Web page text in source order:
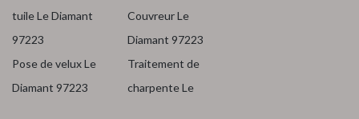
tuile Le Diamant
97223
Pose de velux Le
Diamant 97223
Couvreur Le
Diamant 97223
Traitement de
charpente Le